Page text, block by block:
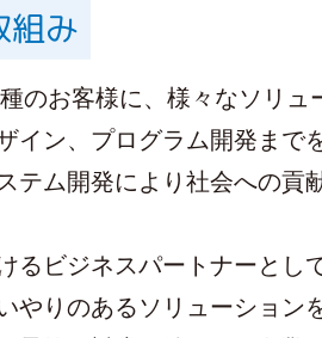
組み
のお客様に、様々なソリュ
ン、プログラム開発まで
テム開発により社会への
ビジネスパートナーとし
やりのあるソリューショ